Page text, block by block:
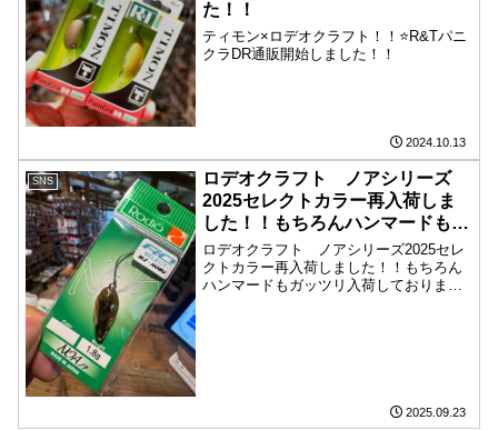
た！！
ティモン×ロデオクラフト！！⭐️R&Tパニ
クラDR通販開始しました！！
2024.10.13
SNS
ロデオクラフト ノアシリーズ
2025セレクトカラー再入荷しま
した！！もちろんハンマードもガ
ッツリ入荷しております。しばら
くしてから無い無いってなる前に
どうぞ〜
ロデオクラフト ノアシリーズ2025セレ
クトカラー再入荷しました！！もちろん
ハンマードもガッツリ入荷しておりま
2025.09.23